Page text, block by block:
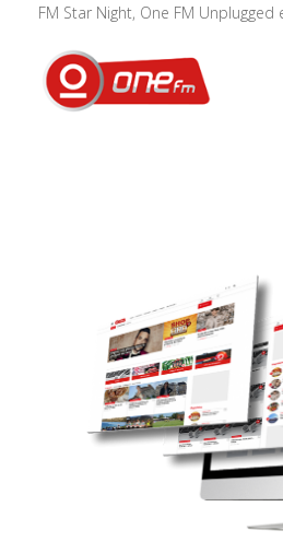
FM Star Night, One FM Unplugged